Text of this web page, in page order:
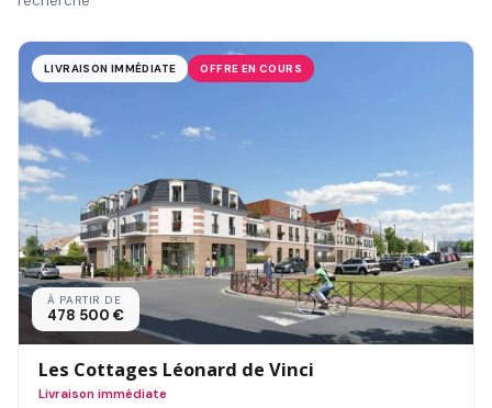
LIVRAISON IMMÉDIATE OFFRE EN COURS
À PARTIR DE
478 500 €
Les Cottages Léonard de Vinci
Livraison immédiate